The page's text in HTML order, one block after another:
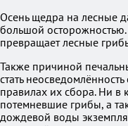
Осень щедра на лесные
большой осторожностью.
превращает лесные
Также причиной
стать
правилах их сбора. Ни в
потемневшие грибы, а
дождевой воды